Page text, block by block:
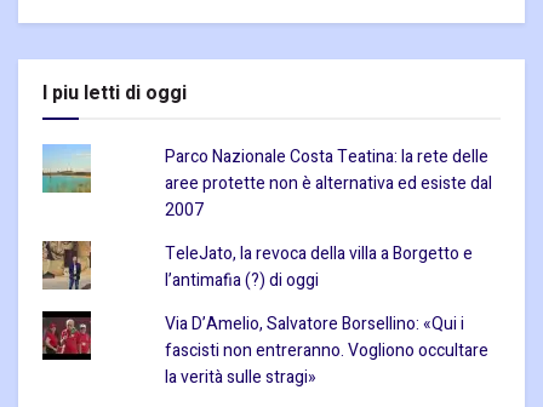
I piu letti di oggi
Parco Nazionale Costa Teatina: la rete delle
aree protette non è alternativa ed esiste dal
2007
TeleJato, la revoca della villa a Borgetto e
l’antimafia (?) di oggi
Via D’Amelio, Salvatore Borsellino: «Qui i
fascisti non entreranno. Vogliono occultare
la verità sulle stragi»